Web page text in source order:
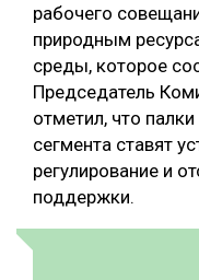
рабочего
природным
среды, которое
Председатель
отметил, что
сегмента ставят
регулирование и
поддержки.